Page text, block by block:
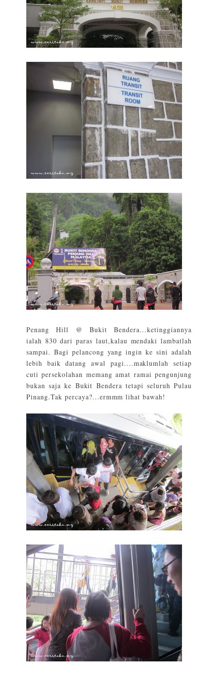
Penang Hill @ Bukit Bendera...ketinggiannya
ialah 830 dari paras laut,kalau mendaki lambatlah
sampai. Bagi pelancong yang ingin ke sini adalah
lebih baik datang awal pagi....maklumlah setiap
cuti persekolahan memang amat ramai pengunjung
bukan saja ke Bukit Bendera tetapi seluruh Pulau
Pinang.Tak percaya?...ermmm lihat bawah!